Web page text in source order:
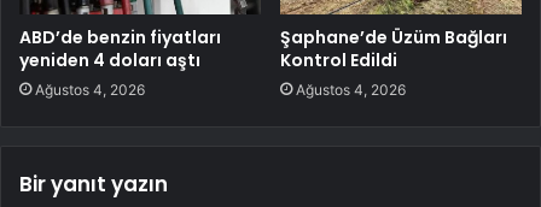
ABD’de benzin fiyatları
yeniden 4 doları aştı
Ağustos 4, 2026
Şaphane’de Üzüm Bağları
Kontrol Edildi
Ağustos 4, 2026
Bir yanıt yazın